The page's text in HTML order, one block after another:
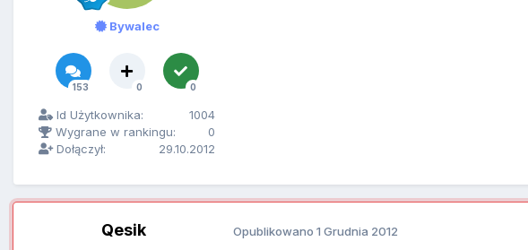
Bywalec
153 0 0
Id Użytkownika:
1004
Wygrane w rankingu:
0
Dołączył:
29.10.2012
Qesik Opublikowano 1 Grudnia 2012